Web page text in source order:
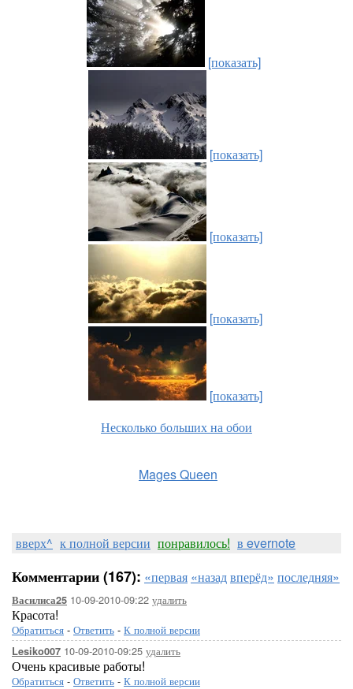
[показать]
[показать]
[показать]
[показать]
[показать]
Несколько больших на обои
Mages Queen
вверх^ к полной версии понравилось! в evernote
Комментарии (167): «первая «назадвперёд» последняя»
Василиса25 10-09-2010-09:22 удалить
Красота!
Обратиться - Ответить - К полной версии
Lesiko007 10-09-2010-09:25 удалить
Очень красивые работы!
Обратиться - Ответить - К полной версии